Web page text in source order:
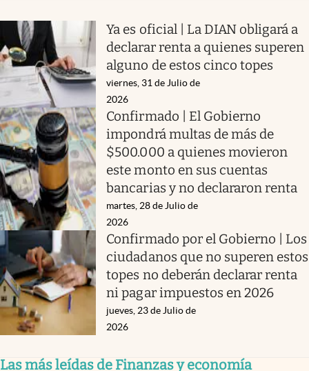
Ya es oficial | La DIAN obligará a
declarar renta a quienes superen
alguno de estos cinco topes
viernes, 31 de Julio de
2026
Confirmado | El Gobierno
impondrá multas de más de
$500.000 a quienes movieron
este monto en sus cuentas
bancarias y no declararon renta
martes, 28 de Julio de
2026
Confirmado por el Gobierno | Los
ciudadanos que no superen estos
topes no deberán declarar renta
ni pagar impuestos en 2026
jueves, 23 de Julio de
2026
Las más leídas de Finanzas y economía